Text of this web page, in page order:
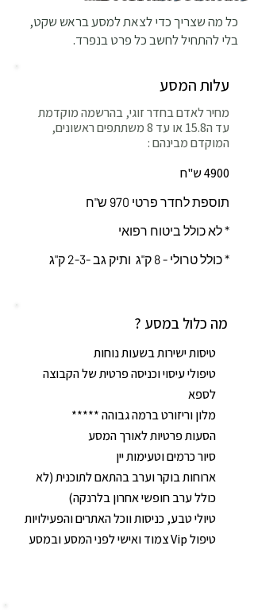
כל מה שצריך כדי לצאת למסע בראש שקט,
בלי להתחיל לחשב כל פרט בנפרד.
עלות המסע
מחיר לאדם בחדר זוגי, בהרשמה מוקדמת
עד ה15.8 או עד 8 משתתפים ראשונים,
המוקדם מבינהם :
4900 ש"ח
תוספת לחדר פרטי 970 ש"ח
* לא כולל ביטוח רפואי
* כולל טרולי - 8 ק"ג ותיק גב -2-3 ק"ג
? מה כלול במסע
טיסות ישירות בשעות נוחות
טיפולי עיסוי וכניסה פרטית של הקבוצה
לספא
מלון וריזורט ברמה גבוהה *****
הסעות פרטיות לאורך המסע
סיור כרמים וטעימות יין
ארוחות בוקר וערב בהתאם לתוכנית (לא
כולל ערב חופשי אחרון בלרנקה)
טיולי טבע, כניסות ווכל האתרים והפעילויות
טיפול Vip צמוד ואישי לפני המסע ובמסע